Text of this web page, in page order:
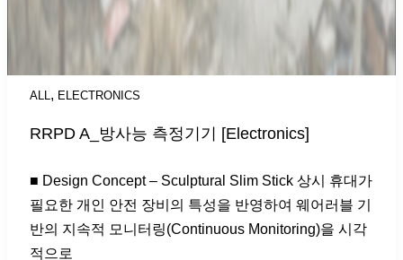
ALL , ELECTRONICS
RRPD A_방사능 측정기기 [Electronics]
■ Design Concept – Sculptural Slim Stick 상시 휴대가
필요한 개인 안전 장비의 특성을 반영하여 웨어러블 기
반의 지속적 모니터링(Continuous Monitoring)을 시각
적으로